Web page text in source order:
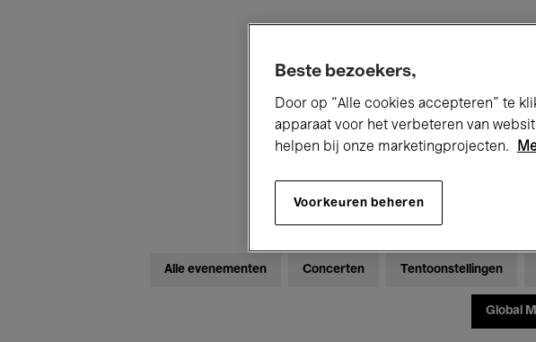
Alle evenementen Concerten Tentoonstellingen
Global
Beste bezoekers,
Door op “Alle cookies accepteren” te
apparaat voor het verbeteren van
helpen bij onze marketingprojecten.
Voorkeuren beheren